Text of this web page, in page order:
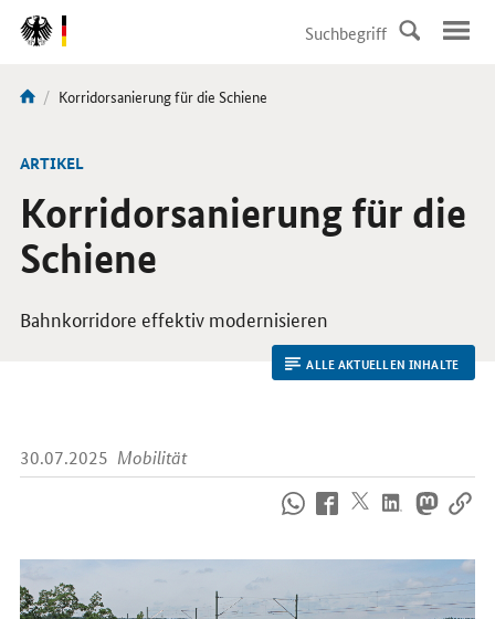
DirektZu:
Navigation
Sie
hier:
Aktuelle
Korridorsanierung für die Schiene
ARTIKEL
Korridorsanierung für die
Schiene
Bahnkorridore effektiv modernisieren
ALLE AKTUELLEN INHALTE
30.07.2025 Mobilität
uns
im
Internet